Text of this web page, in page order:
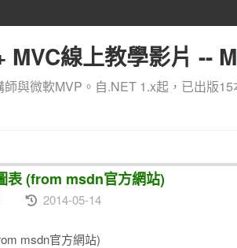
線上教學影片 --
與微軟MVP。自.NET 1.x起，已出版
表 (from msdn官方網站)
2014-05-14
msdn官方網站)